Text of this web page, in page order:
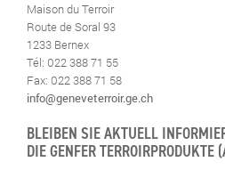
Maison du Terroir
Route de Soral 93
1233 Bernex
Tél: 022 388 71 55
Fax: 022 388 71 58
info@geneveterroir.ge.ch
BLEIBEN SIE AKTUELL
DIE GENFER TERROIRPRODUKTE